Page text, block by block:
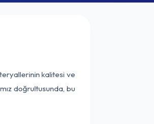
kalitesi ve
doğrultusunda, bu